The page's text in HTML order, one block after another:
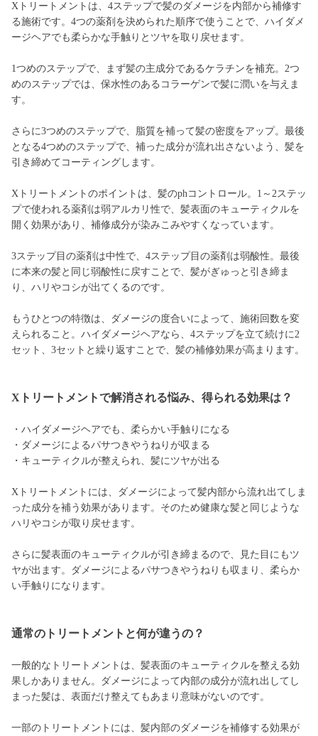
Xトリートメントは、4ステップで髪のダメージを内部から補修す
る施術です。4つの薬剤を決められた順序で使うことで、ハイダメ
ージヘアでも柔らかな手触りとツヤを取り戻せます。
1つめのステップで、まず髪の主成分であるケラチンを補充。2つ
めのステップでは、保水性のあるコラーゲンで髪に潤いを与えま
す。
さらに3つめのステップで、脂質を補って髪の密度をアップ。最後
となる4つめのステップで、補った成分が流れ出さないよう、髪を
引き締めてコーティングします。
Xトリートメントのポイントは、髪のphコントロール。1～2ステッ
プで使われる薬剤は弱アルカリ性で、髪表面のキューティクルを
開く効果があり、補修成分が染みこみやすくなっています。
3ステップ目の薬剤は中性で、4ステップ目の薬剤は弱酸性。最後
に本来の髪と同じ弱酸性に戻すことで、髪がぎゅっと引き締ま
り、ハリやコシが出てくるのです。
もうひとつの特徴は、ダメージの度合いによって、施術回数を変
えられること。ハイダメージヘアなら、4ステップを立て続けに2
セット、3セットと繰り返すことで、髪の補修効果が高まります。
Xトリートメントで解消される悩み、得られる効果は？
・ハイダメージヘアでも、柔らかい手触りになる
・ダメージによるパサつきやうねりが収まる
・キューティクルが整えられ、髪にツヤが出る
Xトリートメントには、ダメージによって髪内部から流れ出てしま
った成分を補う効果があります。そのため健康な髪と同じような
ハリやコシが取り戻せます。
さらに髪表面のキューティクルが引き締まるので、見た目にもツ
ヤが出ます。ダメージによるパサつきやうねりも収まり、柔らか
い手触りになります。
通常のトリートメントと何が違うの？
一般的なトリートメントは、髪表面のキューティクルを整える効
果しかありません。ダメージによって内部の成分が流れ出してし
まった髪は、表面だけ整えてもあまり意味がないのです。
一部のトリートメントには、髪内部のダメージを補修する効果が